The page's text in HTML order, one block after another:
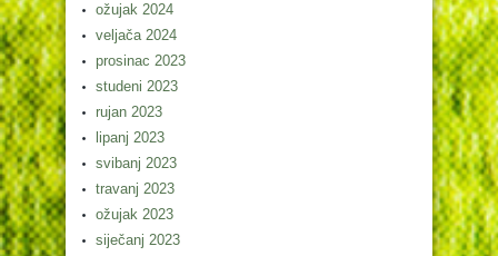
ožujak 2024
veljača 2024
prosinac 2023
studeni 2023
rujan 2023
lipanj 2023
svibanj 2023
travanj 2023
ožujak 2023
siječanj 2023